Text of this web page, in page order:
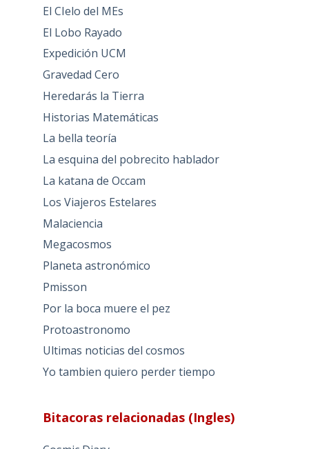
El CIelo del MEs
El Lobo Rayado
Expedición UCM
Gravedad Cero
Heredarás la Tierra
Historias Matemáticas
La bella teoría
La esquina del pobrecito hablador
La katana de Occam
Los Viajeros Estelares
Malaciencia
Megacosmos
Planeta astronómico
Pmisson
Por la boca muere el pez
Protoastronomo
Ultimas noticias del cosmos
Yo tambien quiero perder tiempo
Bitacoras relacionadas (Ingles)